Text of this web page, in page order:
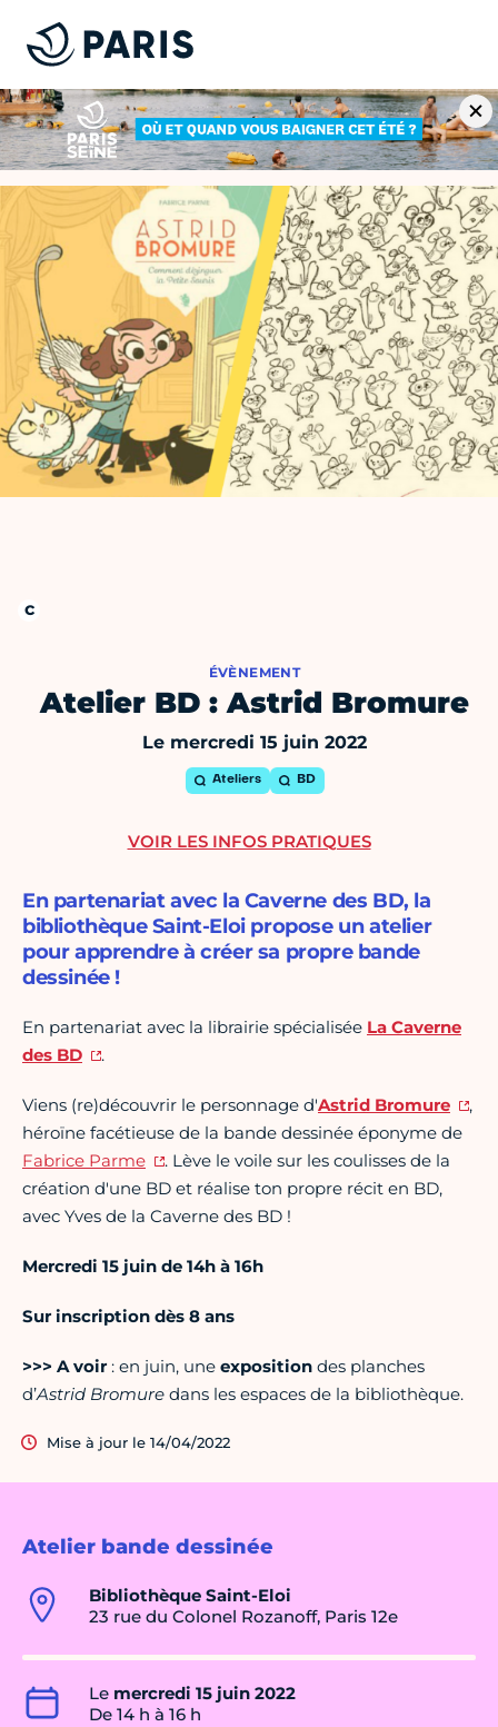
ÉVÈNEMENT
Atelier BD : Astrid Bromure
Le mercredi 15 juin 2022
Ateliers BD
Atelier bande dessinée
Bibliothèque Saint-Eloi
23 rue du Colonel Rozanoff, Paris 12e
Le mercredi 15 juin 2022
De 14 h à 16 h
En partenariat avec la Caverne des BD, la
bibliothèque Saint-Eloi propose un atelier
pour apprendre à créer sa propre bande
dessinée !
En partenariat avec la librairie spécialisée La Caverne
des BD
.
Viens (re)découvrir le personnage d'Astrid Bromure
,
héroïne facétieuse de la bande dessinée éponyme de
Fabrice Parme
. Lève le voile sur les coulisses de la
création d'une BD et réalise ton propre récit en BD,
avec Yves de la Caverne des BD !
Mercredi 15 juin de 14h à 16h
Sur inscription dès 8 ans
>>> A voir : en juin, une exposition des planches
d’Astrid Bromure dans les espaces de la bibliothèque.
Mise à jour le 14/04/2022
VOIR LES INFOS PRATIQUES